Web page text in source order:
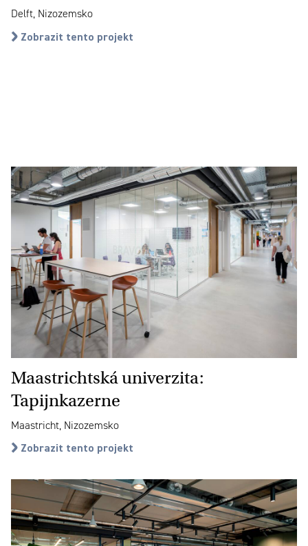
Delft, Nizozemsko
Zobrazit tento projekt
Maastrichtská univerzita:
Tapijnkazerne
Maastricht, Nizozemsko
Zobrazit tento projekt